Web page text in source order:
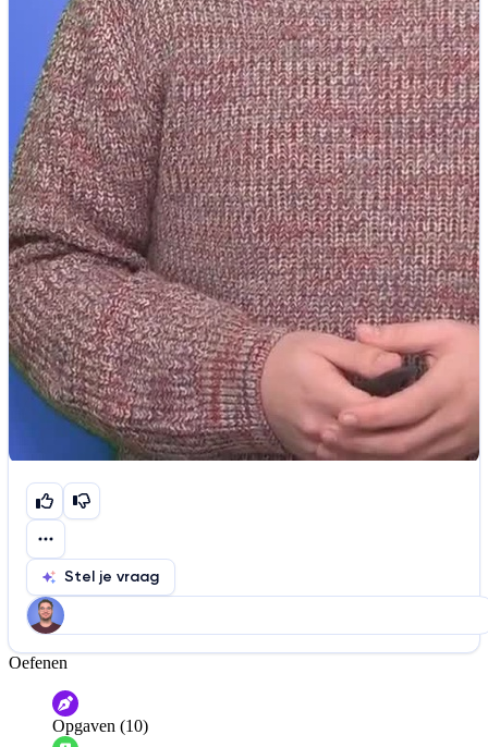
Stel je vraag
Help ons de video te verbeteren
De audio is slecht
Informatie is onjuist
Oefenen
Opgaven (10)